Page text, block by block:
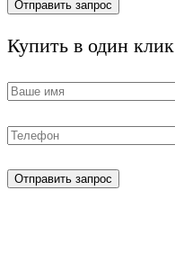
Купить в один клик